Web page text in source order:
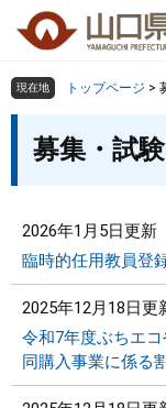
の
す
ー
し
組織で探す
Other Languages
トップページ
くらし・環境
健康・福祉
現在地 トップページ >
募集・試験
2026年1月5日更新
臨時的任用教員登
2025年12月18日更
令和7年度ぶちエ
同購入事業に係る